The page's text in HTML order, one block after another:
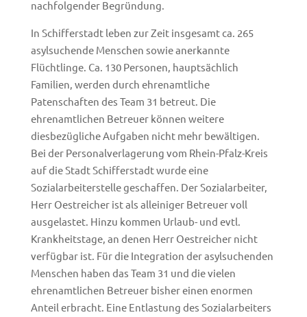
nachfolgender Begründung.
In Schifferstadt leben zur Zeit insgesamt ca. 265
asylsuchende Menschen sowie anerkannte
Flüchtlinge. Ca. 130 Personen, hauptsächlich
Familien, werden durch ehrenamtliche
Patenschaften des Team 31 betreut. Die
ehrenamtlichen Betreuer können weitere
diesbezügliche Aufgaben nicht mehr bewältigen.
Bei der Personalverlagerung vom Rhein-Pfalz-Kreis
auf die Stadt Schifferstadt wurde eine
Sozialarbeiterstelle geschaffen. Der Sozialarbeiter,
Herr Oestreicher ist als alleiniger Betreuer voll
ausgelastet. Hinzu kommen Urlaub- und evtl.
Krankheitstage, an denen Herr Oestreicher nicht
verfügbar ist. Für die Integration der asylsuchenden
Menschen haben das Team 31 und die vielen
ehrenamtlichen Betreuer bisher einen enormen
Anteil erbracht. Eine Entlastung des Sozialarbeiters